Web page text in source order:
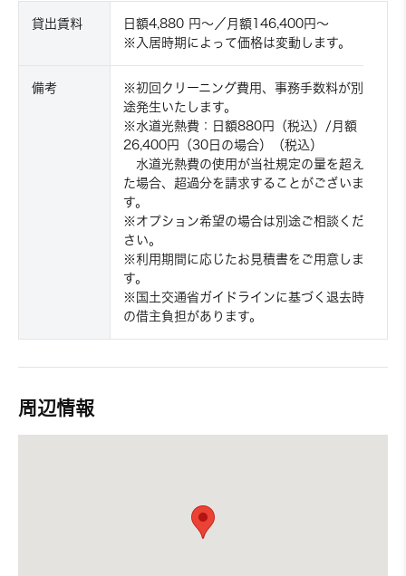
貸出賃料
日額4,880 円〜／月額146,400円〜
※入居時期によって価格は変動します。
備考
※初回クリーニング費用、事務手数料が別
途発生いたします。
※水道光熱費：日額880円（税込）/月額
26,400円（30日の場合）（税込）
水道光熱費の使用が当社規定の量を超え
た場合、超過分を請求することがございま
す。
※オプション希望の場合は別途ご相談くだ
さい。
※利用期間に応じたお見積書をご用意しま
す。
※国土交通省ガイドラインに基づく退去時
の借主負担があります。
周辺情報